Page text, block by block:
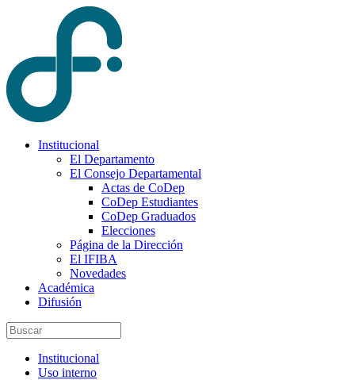
Institucional
El Departamento
El Consejo Departamental
Actas de CoDep
CoDep Estudiantes
CoDep Graduados
Elecciones
Página de la Dirección
El IFIBA
Novedades
Académica
Difusión
Institucional
Uso interno